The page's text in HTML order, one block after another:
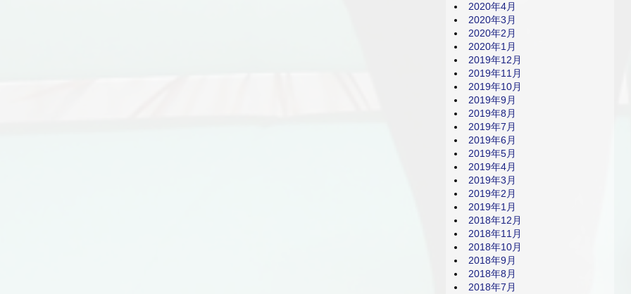
2020年4月
2020年3月
2020年2月
2020年1月
2019年12月
2019年11月
2019年10月
2019年9月
2019年8月
2019年7月
2019年6月
2019年5月
2019年4月
2019年3月
2019年2月
2019年1月
2018年12月
2018年11月
2018年10月
2018年9月
2018年8月
2018年7月